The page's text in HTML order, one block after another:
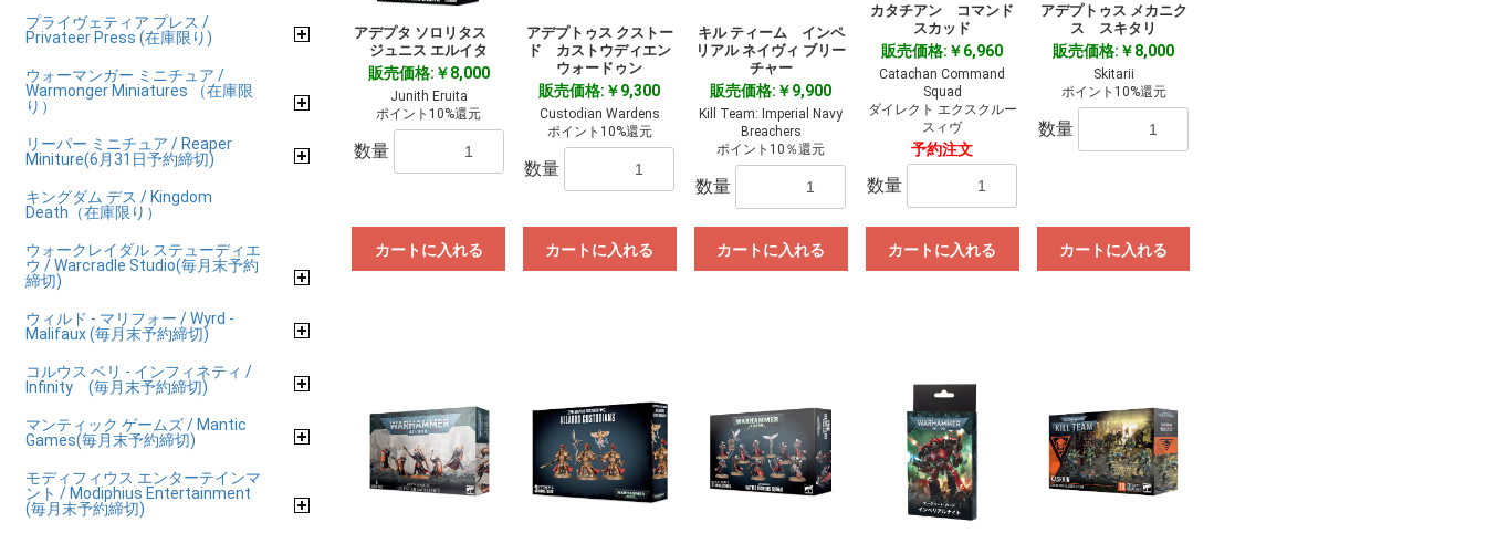
プライヴェティア プレス /
Privateer Press (在庫限り)
ウォーマンガー ミニチュア /
Warmonger Miniatures （在庫限
り）
リーパー ミニチュア / Reaper
Miniture(6月31日予約締切)
キングダム デス / Kingdom
Death（在庫限り）
ウォークレイダル ステューディエ
ウ / Warcradle Studio(毎月末予約
締切)
ウィルド - マリフォー / Wyrd -
Malifaux (毎月末予約締切)
コルウス ベリ - インフィネティ /
Infinity (毎月末予約締切)
マンティック ゲームズ / Mantic
Games(毎月末予約締切)
モディフィウス エンターテインマ
ント / Modiphius Entertainment
(毎月末予約締切)
アデプタ ソロリタス
ジュニス エルイタ
販売価格:￥8,000
Junith Eruita
ポイント10%還元
数量
カートに入れる
アデプトゥス クストー
ド カストウディエン
ウォードゥン
販売価格:￥9,300
Custodian Wardens
ポイント10%還元
数量
カートに入れる
キル ティーム インペ
リアル ネイヴィ ブリー
チャー
販売価格:￥9,900
Kill Team: Imperial Navy
Breachers
ポイント10％還元
数量
カートに入れる
カタチアン コマンド
スカッド
販売価格:￥6,960
Catachan Command
Squad
ダイレクト エクスクルー
スィヴ
予約注文
数量
カートに入れる
アデプトゥス メカニク
ス スキタリ
販売価格:￥8,000
Skitarii
ポイント10%還元
数量
カートに入れる